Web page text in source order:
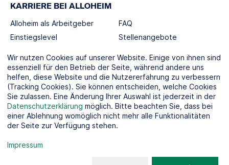
KARRIERE BEI ALLOHEIM
Alloheim als Arbeitgeber
Einstiegslevel
FAQ
Stellenangebote
SOCIAL MEDIA
KOOPERATIONSPARTNER
Wir nutzen Cookies auf unserer Website. Einige von ihnen sind
essenziell für den Betrieb der Seite, während andere uns
helfen, diese Website und die Nutzererfahrung zu verbessern
(Tracking Cookies). Sie können entscheiden, welche Cookies
Sie zulassen. Eine Änderung Ihrer Auswahl ist jederzeit in der
Datenschutzerklärung möglich. Bitte beachten Sie, dass bei
einer Ablehnung womöglich nicht mehr alle Funktionalitäten
der Seite zur Verfügung stehen.
Impressum